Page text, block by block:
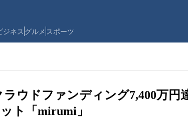
ジネス グルメ スポーツ
ウドファンディング7,400万円
ト「mirumi」